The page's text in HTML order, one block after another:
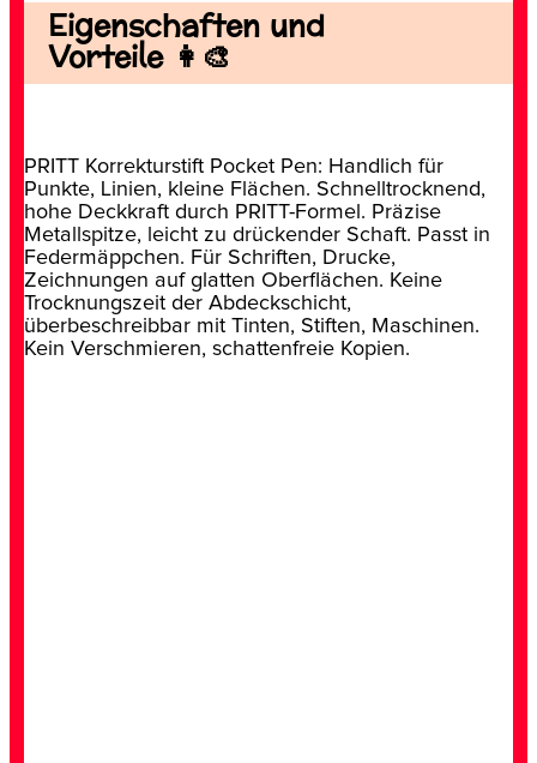
Eigenschaften und
Vorteile 👩‍🎨
PRITT Korrekturstift Pocket Pen: Handlich für
Punkte, Linien, kleine Flächen. Schnelltrocknend,
hohe Deckkraft durch PRITT-Formel. Präzise
Metallspitze, leicht zu drückender Schaft. Passt in
Federmäppchen. Für Schriften, Drucke,
Zeichnungen auf glatten Oberflächen. Keine
Trocknungszeit der Abdeckschicht,
überbeschreibbar mit Tinten, Stiften, Maschinen.
Kein Verschmieren, schattenfreie Kopien.